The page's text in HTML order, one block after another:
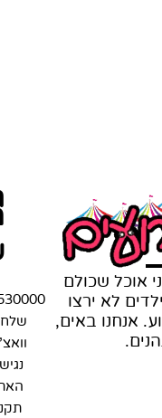
אוכל שכולם
לא ירצו
אנחנו באים,